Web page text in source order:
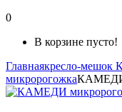
0
В корзине пусто!
Главнаякресло-
микророгожкаКАМЕДИ